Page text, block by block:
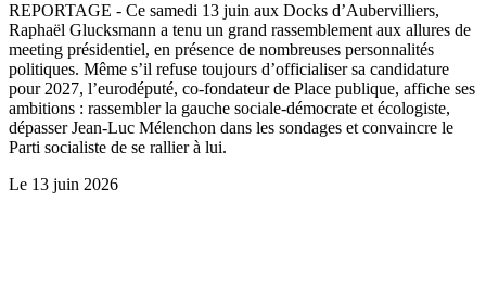
REPORTAGE - Ce samedi 13 juin aux Docks d’Aubervilliers,
Raphaël Glucksmann a tenu un grand rassemblement aux allures de
meeting présidentiel, en présence de nombreuses personnalités
politiques. Même s’il refuse toujours d’officialiser sa candidature
pour 2027, l’eurodéputé, co-fondateur de Place publique, affiche ses
ambitions : rassembler la gauche sociale-démocrate et écologiste,
dépasser Jean-Luc Mélenchon dans les sondages et convaincre le
Parti socialiste de se rallier à lui.
Le 13 juin 2026